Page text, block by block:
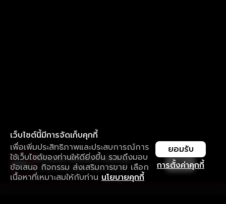
เว็บไซต์นี้มีการจัดเก็บคุกกี้
เพื่อเพิ่มประสิทธิภาพและประสบการณ์การ
ใช้เว็บไซต์ของท่านให้ดียิ่งขึ้น รวมถึงมอบ
ข้อเสนอ กิจกรรม ส่งเสริมการขาย เลือก
เนื้อหาที่เหมาะสมให้กับท่าน นโยบายคุกกี้
การตั้งค่าคุกกี้
ยอมรับ
ใช้งานแอป ลื่นไหลกว่า ไม่มีสะดุด
ดาวน์โหลดแอปเพื่อการรับชมที่ดีกว่า เปิด